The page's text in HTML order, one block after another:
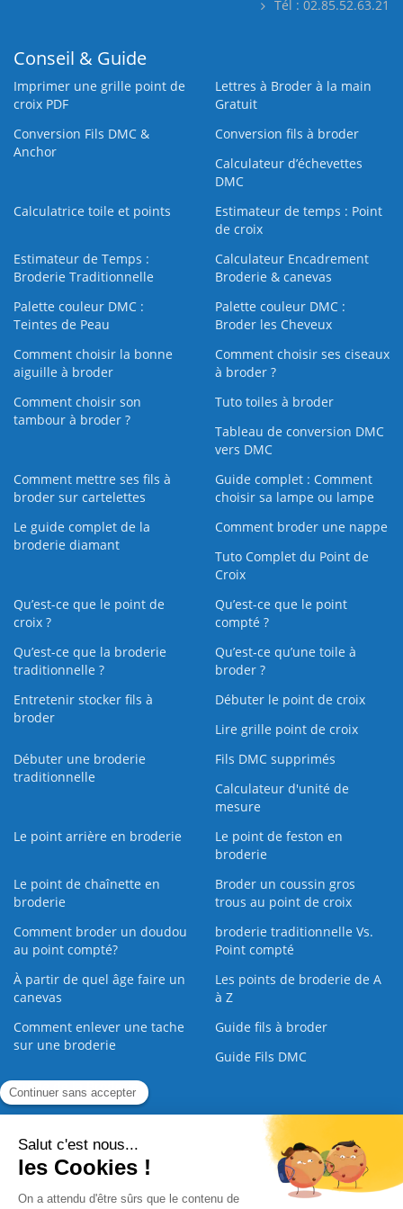
Tél : 02.85.52.63.21
Conseil & Guide
Imprimer une grille point de
croix PDF
Lettres à Broder à la main
Gratuit
Conversion Fils DMC &
Anchor
Conversion fils à broder
Calculateur d’échevettes
DMC
Calculatrice toile et points
Estimateur de temps : Point
de croix
Estimateur de Temps :
Broderie Traditionnelle
Calculateur Encadrement
Broderie & canevas
Palette couleur DMC :
Teintes de Peau
Palette couleur DMC :
Broder les Cheveux
Comment choisir la bonne
aiguille à broder
Comment choisir ses ciseaux
à broder ?
Comment choisir son
tambour à broder ?
Tuto toiles à broder
Tableau de conversion DMC
vers DMC
Comment mettre ses fils à
broder sur cartelettes
Guide complet : Comment
choisir sa lampe ou lampe
Le guide complet de la
broderie diamant
Comment broder une nappe
Tuto Complet du Point de
Croix
Qu’est-ce que le point de
croix ?
Qu’est-ce que le point
compté ?
Qu’est-ce que la broderie
traditionnelle ?
Qu’est‑ce qu’une toile à
broder ?
Entretenir stocker fils à
broder
Débuter le point de croix
Lire grille point de croix
Débuter une broderie
traditionnelle
Fils DMC supprimés
Calculateur d'unité de
mesure
Le point arrière en broderie
Le point de feston en
broderie
Le point de chaînette en
broderie
Broder un coussin gros
trous au point de croix
Comment broder un doudou
au point compté?
broderie traditionnelle Vs.
Point compté
À partir de quel âge faire un
canevas
Les points de broderie de A
à Z
Comment enlever une tache
sur une broderie
Guide fils à broder
Guide Fils DMC
Guide de la Broderie
Nous contacter |